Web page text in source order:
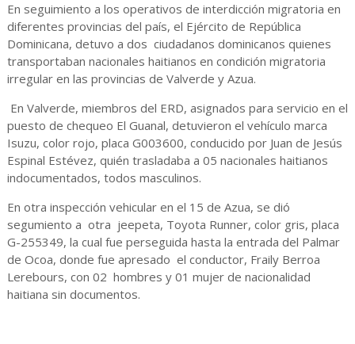
En seguimiento a los operativos de interdicción migratoria en
diferentes provincias del país, el Ejército de República
Dominicana, detuvo a dos ciudadanos dominicanos quienes
transportaban nacionales haitianos en condición migratoria
irregular en las provincias de Valverde y Azua.
En Valverde, miembros del ERD, asignados para servicio en el
puesto de chequeo El Guanal, detuvieron el vehículo marca
Isuzu, color rojo, placa G003600, conducido por Juan de Jesús
Espinal Estévez, quién trasladaba a 05 nacionales haitianos
indocumentados, todos masculinos.
En otra inspección vehicular en el 15 de Azua, se dió
segumiento a otra jeepeta, Toyota Runner, color gris, placa
G-255349, la cual fue perseguida hasta la entrada del Palmar
de Ocoa, donde fue apresado el conductor, Fraily Berroa
Lerebours, con 02 hombres y 01 mujer de nacionalidad
haitiana sin documentos.